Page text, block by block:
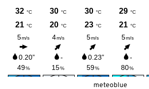
meteoblue